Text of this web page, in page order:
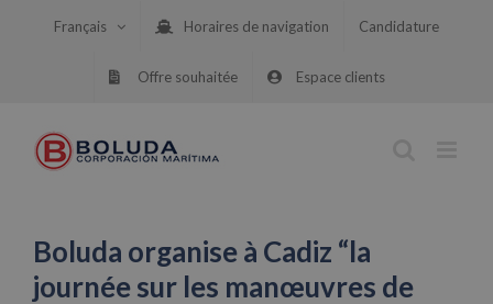
Français Horaires de navigation Candidature
Offre souhaitée Espace clients
Boluda organise à Cadiz “la
journée sur les manœuvres de